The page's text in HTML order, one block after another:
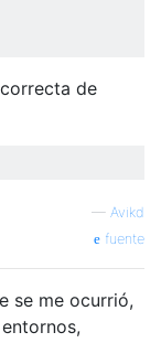
de
— Avikd
fuente
se me ocurrió,